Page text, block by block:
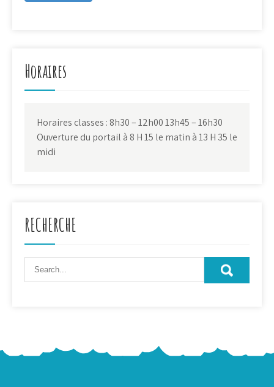
Horaires
Horaires classes : 8h30 – 12h00 13h45 – 16h30
Ouverture du portail à 8 H 15 le matin à 13 H 35 le
midi
RECHERCHE